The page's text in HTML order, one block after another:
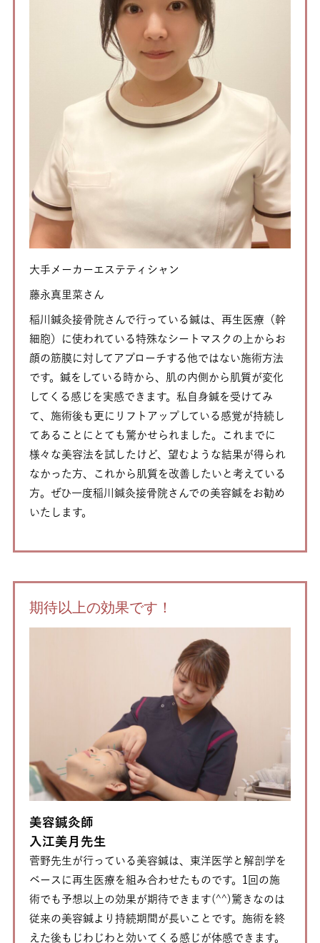
大手メーカーエステティシャン
藤永真里菜さん
稲川鍼灸接骨院さんで行っている鍼は、再生医療（幹
細胞）に使われている特殊なシートマスクの上からお
顔の筋膜に対してアプローチする他ではない施術方法
です。鍼をしている時から、肌の内側から肌質が変化
してくる感じを実感できます。私自身鍼を受けてみ
て、施術後も更にリフトアップしている感覚が持続し
てあることにとても驚かせられました。これまでに
様々な美容法を試したけど、望むような結果が得られ
なかった方、これから肌質を改善したいと考えている
方。ぜひ一度稲川鍼灸接骨院さんでの美容鍼をお勧め
いたします。
期待以上の効果です！
美容鍼灸師
入江美月先生
菅野先生が行っている美容鍼は、東洋医学と解剖学を
ベースに再生医療を組み合わせたものです。1回の施
術でも予想以上の効果が期待できます(^^)驚きなのは
従来の美容鍼より持続期間が長いことです。施術を終
えた後もじわじわと効いてくる感じが体感できます。